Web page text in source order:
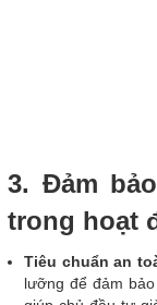
3. Đảm
trong hoạt
Tiêu chuẩn an
lưỡng để đảm